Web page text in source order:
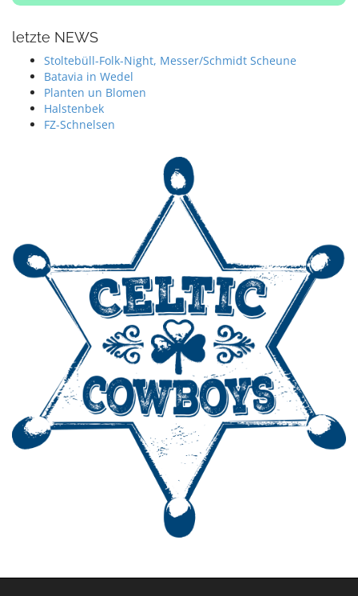
letzte NEWS
Stoltebüll-Folk-Night, Messer/Schmidt Scheune
Batavia in Wedel
Planten un Blomen
Halstenbek
FZ-Schnelsen